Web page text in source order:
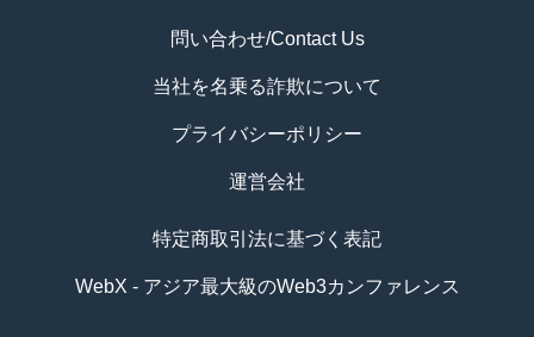
問い合わせ/Contact Us
当社を名乗る詐欺について
プライバシーポリシー
運営会社
特定商取引法に基づく表記
WebX - アジア最大級のWeb3カンファレンス